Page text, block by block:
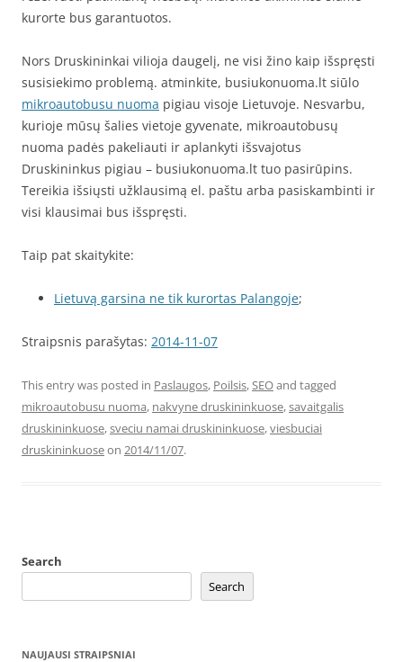
kurorte bus garantuotos.
Nors Druskininkai vilioja daugelį, ne visi žino kaip išspręsti
susisiekimo problemą. atminkite, busiukonuoma.lt siūlo
mikroautobusu nuoma pigiau visoje Lietuvoje. Nesvarbu,
kurioje mūsų šalies vietoje gyvenate, mikroautobusų
nuoma padės pakeliauti ir aplankyti išsvajotus
Druskininkus pigiau – busiukonuoma.lt tuo pasirūpins.
Tereikia išsiųsti užklausimą el. paštu arba pasiskambinti ir
visi klausimai bus išspręsti.
Taip pat skaitykite:
Lietuvą garsina ne tik kurortas Palangoje;
Straipsnis parašytas: 2014-11-07
This entry was posted in Paslaugos, Poilsis,SEOand tagged
mikroautobusu nuoma, nakvyne druskininkuose,savaitgalis
druskininkuose,sveciu namai druskininkuose,viesbuciai
druskininkuoseon 2014/11/07.
Search
Search
NAUJAUSI STRAIPSNIAI